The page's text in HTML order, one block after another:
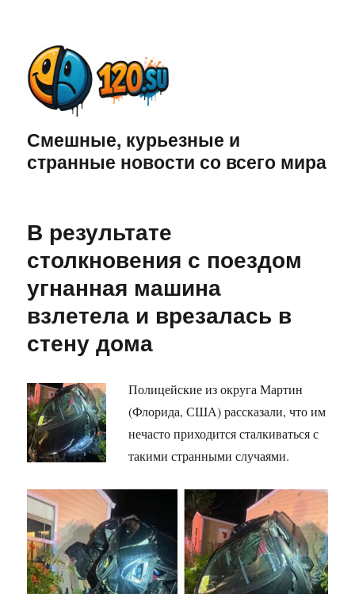
Смешные, курьезные и
странные новости со всего мира
В результате
столкновения с поездом
угнанная машина
взлетела и врезалась в
стену дома
Полицейские из округа Мартин
(Флорида, США) рассказали, что им
нечасто приходится сталкиваться с
такими странными случаями.